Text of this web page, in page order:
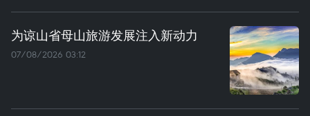
为谅山省母山旅游发展注入新动力
07/08/2026 03:12